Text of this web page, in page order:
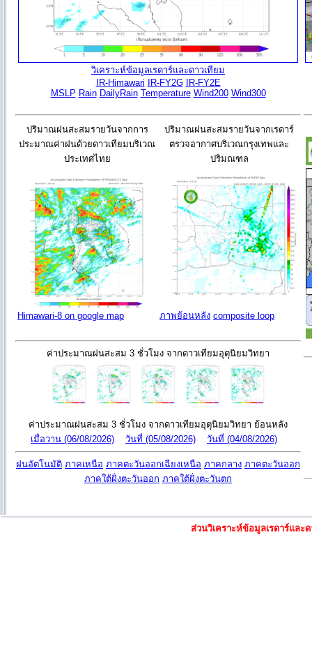
วิเคราะห์ข้อมูลเรดาร์และดาวเทียม
IR-Himawari
IR-FY2G
IR-FY2E
MSLP Rain DailyRain Temperature Wind200 Wind300
ปริมาณฝนสะสมรายวันจากการ
ประมาณค่าฝนด้วยดาวเทียมบริเวณ
ประเทศไทย
ปริมาณฝนสะสมรายวันจากเรดาร์
ตรวจอากาศบริเวณกรุงเทพและ
ปริมณฑล
Himawari-8 on google map ภาพย้อนหลัง composite loop
ค่าประมาณฝนสะสม 3 ชั่วโมง จากดาวเทียมอุตุนิยมวิทยา
ค่าประมาณฝนสะสม 3 ชั่วโมง จากดาวเทียมอุตุนิยมวิทยา ย้อนหลัง
เมื่อวาน (06/08/2026)
วันที่ (05/08/2026) วันที่ (04/08/2026)
ฝนอัตโนมัติ ภาคเหนือ ภาคตะวันออกเฉียงเหนือ ภาคกลาง ภาคตะวันออก
ภาคใต้ฝั่งตะวันออก ภาคใต้ฝั่งตะวันตก
ส่วนวิเคราะห์ข้อมูลเรดาร์แล